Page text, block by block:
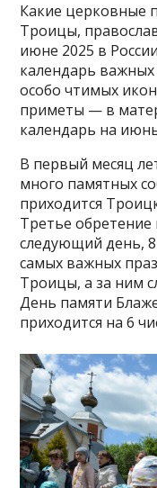
Какие церковные
Троицы,
июне 2025 в
календарь
особо чтимых
приметы — в
календарь на
В первый месяц
много памятных
приходится
Третье
следующий день,
самых важных
Троицы, а за ним
День памяти
приходится на 6